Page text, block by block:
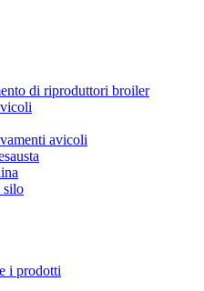
di riproduttori broiler
avicoli
silo
i prodotti